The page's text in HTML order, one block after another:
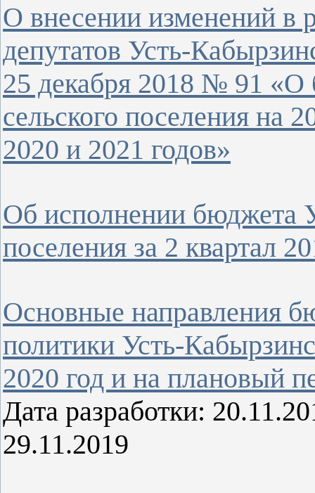
О внесении изменений в
депутатов Усть-
25 декабря 2018 № 91 «О
сельского поселения на
2020 и 2021 годов»
Об исполнении бюджета
поселения за 2 квартал
Основные направления
политики Усть-
2020 год и на плановый
Дата разработки:
29.11.2019